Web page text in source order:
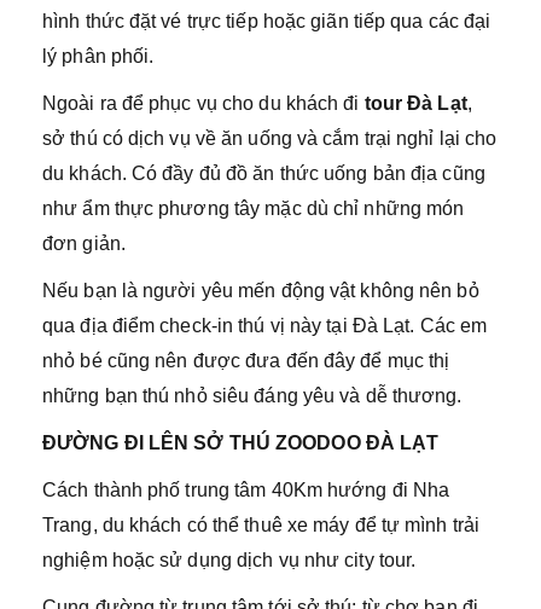
hình thức đặt vé trực tiếp hoặc giãn tiếp qua các đại
lý phân phối.
Ngoài ra để phục vụ cho du khách đi tour Đà Lạt,
sở thú có dịch vụ về ăn uống và cắm trại nghỉ lại cho
du khách. Có đầy đủ đồ ăn thức uống bản địa cũng
như ẩm thực phương tây mặc dù chỉ những món
đơn giản.
Nếu bạn là người yêu mến động vật không nên bỏ
qua địa điểm check-in thú vị này tại Đà Lạt. Các em
nhỏ bé cũng nên được đưa đến đây để mục thị
những bạn thú nhỏ siêu đáng yêu và dễ thương.
ĐƯỜNG ĐI LÊN SỞ THÚ ZOODOO ĐÀ LẠT
Cách thành phố trung tâm 40Km hướng đi Nha
Trang, du khách có thể thuê xe máy để tự mình trải
nghiệm hoặc sử dụng dịch vụ như city tour.